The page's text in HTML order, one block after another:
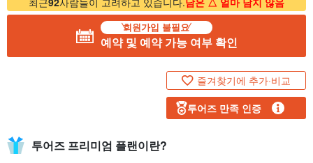
회원가입 불필요
예약 및 예약 가능 여부 확인
즐겨찾기에 추가·비교
투어즈 만족 인증
투어즈 프리미엄 플랜이란?